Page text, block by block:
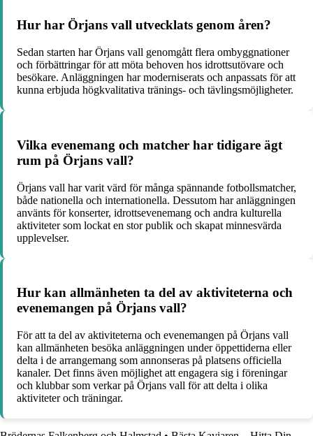
Hur har Örjans vall utvecklats genom åren?
Sedan starten har Örjans vall genomgått flera ombyggnationer
och förbättringar för att möta behoven hos idrottsutövare och
besökare. Anläggningen har moderniserats och anpassats för att
kunna erbjuda högkvalitativa tränings- och tävlingsmöjligheter.
Vilka evenemang och matcher har tidigare ägt
rum på Örjans vall?
Örjans vall har varit värd för många spännande fotbollsmatcher,
både nationella och internationella. Dessutom har anläggningen
använts för konserter, idrottsevenemang och andra kulturella
aktiviteter som lockat en stor publik och skapat minnesvärda
upplevelser.
Hur kan allmänheten ta del av aktiviteterna och
evenemangen på Örjans vall?
För att ta del av aktiviteterna och evenemangen på Örjans vall
kan allmänheten besöka anläggningen under öppettiderna eller
delta i de arrangemang som annonseras på platsens officiella
kanaler. Det finns även möjlighet att engagera sig i föreningar
och klubbar som verkar på Örjans vall för att delta i olika
aktiviteter och träningar.